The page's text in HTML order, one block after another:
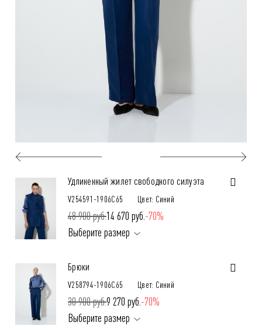
Удлиненный жилет свободного силуэта
V254591-1906C65 Цвет: Синий
48 900 руб.14 670 руб. -70%
Выберите размер
Брюки
V258794-1906C65 Цвет: Синий
30 900 руб.9 270 руб. -70%
Выберите размер